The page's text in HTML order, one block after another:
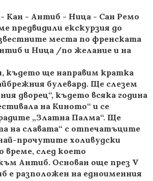
Кан - Антиб - Ница - Сан Ремо
предвидили екскурзия до
места по френската
и Ница /по желание и на
където ще направим кратка
булевард. Ще слезем
дворец“, където всяка година
на Киното“ и се
„Златна Палма“. Ще
на славата“ с отпечатъците
прочутите холивудски
време, след което
Антиб. Основан още през V
е разположен на едноименния